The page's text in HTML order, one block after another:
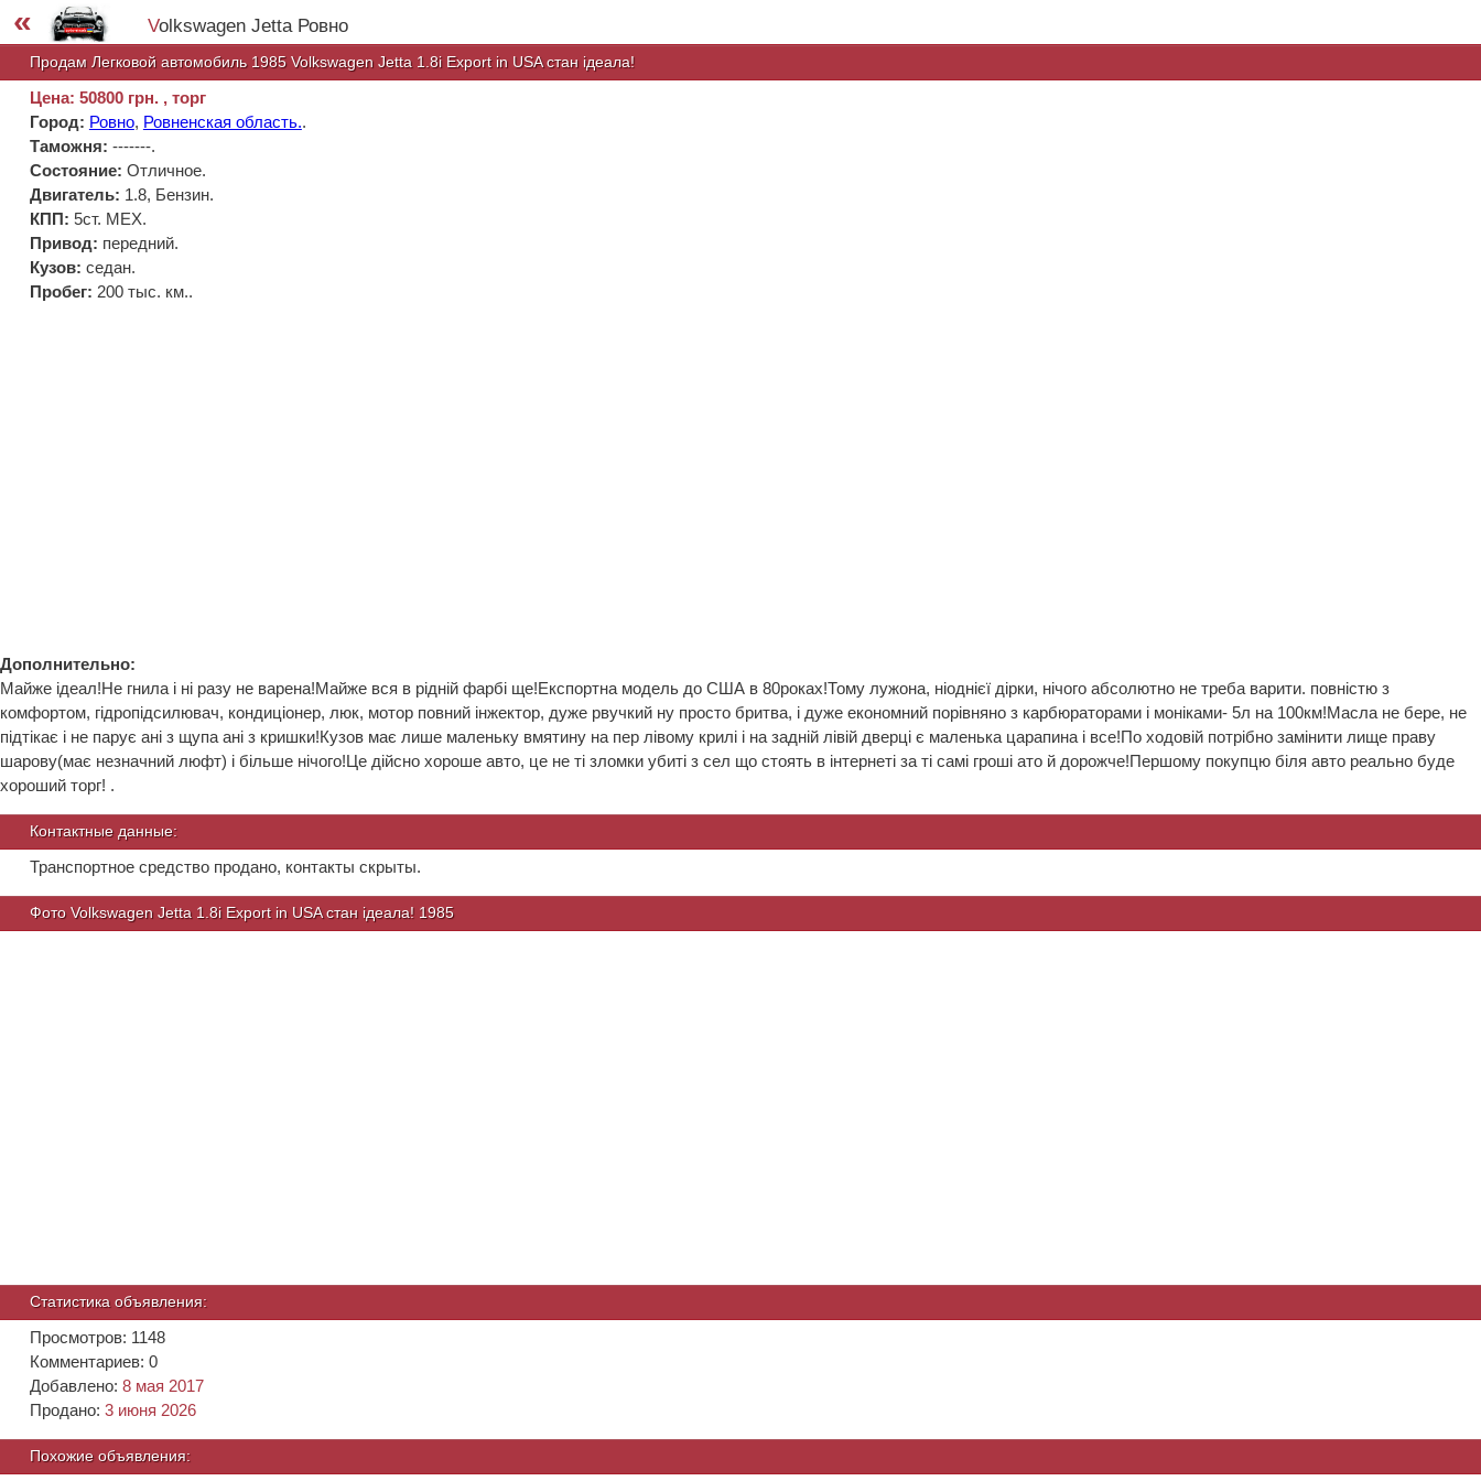
« Volkswagen Jetta Ровно
Продам Легковой автомобиль 1985 Volkswagen Jetta 1.8i Export in USA стан ідеала!
Цена: 50800 грн. , торг
Город: Ровно, Ровненская область..
Таможня: -------.
Состояние: Отличное.
Двигатель: 1.8, Бензин.
КПП: 5ст. МЕХ.
Привод: передний.
Кузов: седан.
Пробег: 200 тыс. км..
Дополнительно:
Майже ідеал!Не гнила і ні разу не варена!Майже вся в рідній фарбі ще!Експортна модель до США в 80роках!Тому лужона, ніоднієї дірки, нічого абсолютно не треба варити. повністю з
комфортом, гідропідсилювач, кондиціонер, люк, мотор повний інжектор, дуже рвучкий ну просто бритва, і дуже економний порівняно з карбюраторами і моніками- 5л на 100км!Масла не бере, не
підтікає і не парує ані з щупа ані з кришки!Кузов має лише маленьку вмятину на пер лівому крилі і на задній лівій дверці є маленька царапина і все!По ходовій потрібно замінити лище праву
шарову(має незначний люфт) і більше нічого!Це дійсно хороше авто, це не ті зломки убиті з сел що стоять в інтернеті за ті самі гроші ато й дорожче!Першому покупцю біля авто реально буде
хороший торг! .
Контактные данные:
Транспортное средство продано, контакты скрыты.
Фото Volkswagen Jetta 1.8i Export in USA стан ідеала! 1985
Статистика объявления:
Просмотров: 1148
Комментариев: 0
Добавлено: 8 мая 2017
Продано: 3 июня 2026
Похожие объявления: